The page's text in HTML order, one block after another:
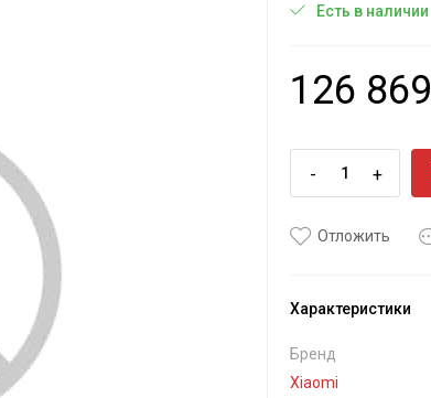
Есть в наличии
126 869
- +
Отложить
Характеристики
Бренд
Xiaomi